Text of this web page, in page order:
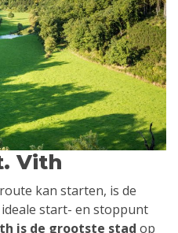
Vith
kan starten, is de
start- en stoppunt
is de grootste stad op